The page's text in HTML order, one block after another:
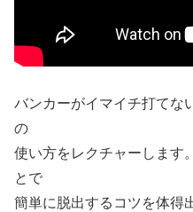
バンカーがイマイチ打てな
の
使い方をレクチャーします
とで
簡単に脱出するコツを体得